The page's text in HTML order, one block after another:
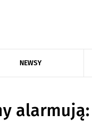
NEWSY